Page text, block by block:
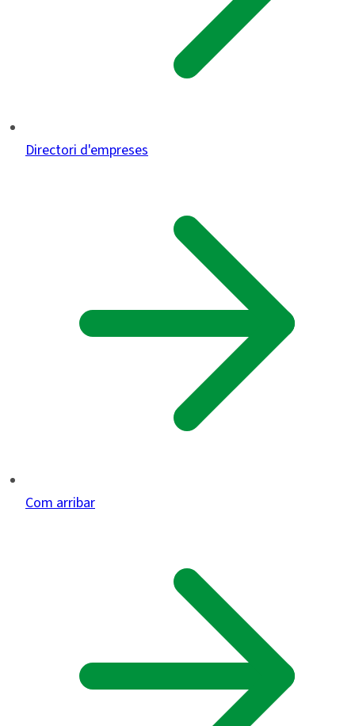
Directori d'empreses
Com arribar